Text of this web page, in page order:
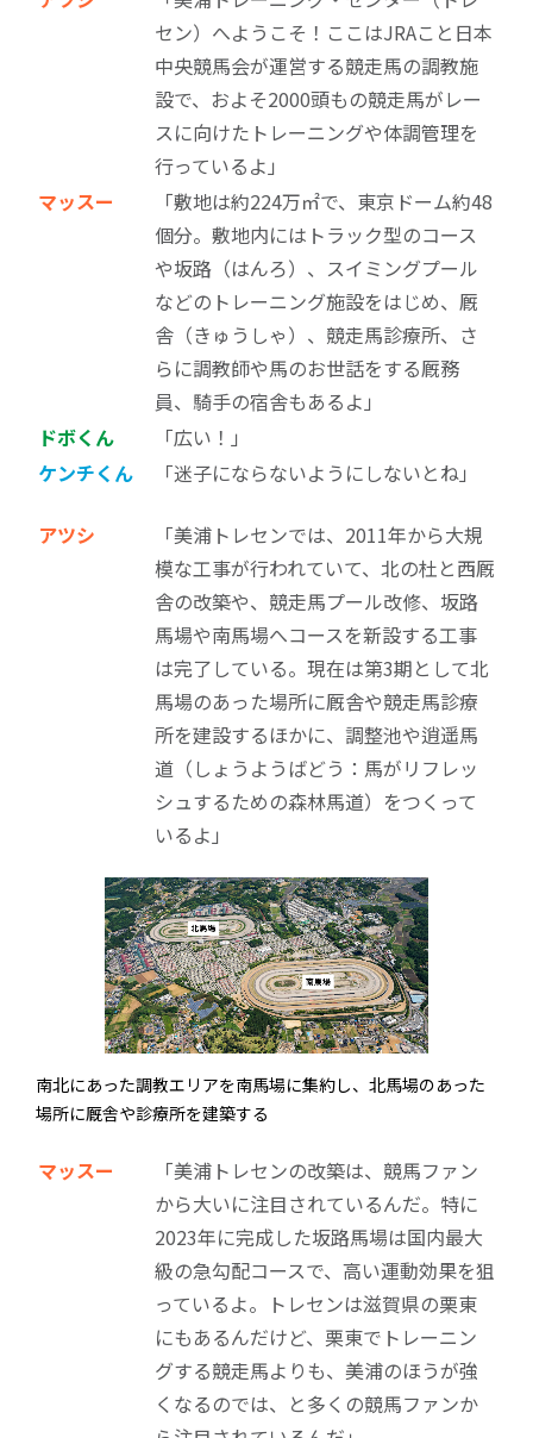
セン）へようこそ！ここはJRAこと日本
中央競馬会が運営する競走馬の調教施
設で、およそ2000頭もの競走馬がレー
スに向けたトレーニングや体調管理を
行っているよ」
マッスー
「敷地は約224万㎡で、東京ドーム約48
個分。敷地内にはトラック型のコース
や坂路（はんろ）、スイミングプール
などのトレーニング施設をはじめ、厩
舎（きゅうしゃ）、競走馬診療所、さ
らに調教師や馬のお世話をする厩務
員、騎手の宿舎もあるよ」
ドボくん
「広い！」
ケンチくん
「迷子にならないようにしないとね」
アツシ
「美浦トレセンでは、2011年から大規
模な工事が行われていて、北の杜と西厩
舎の改築や、競走馬プール改修、坂路
馬場や南馬場へコースを新設する工事
は完了している。現在は第3期として北
馬場のあった場所に厩舎や競走馬診療
所を建設するほかに、調整池や逍遥馬
道（しょうようばどう：馬がリフレッ
シュするための森林馬道）をつくって
いるよ」
南北にあった調教エリアを南馬場に集約し、北馬場のあった
場所に厩舎や診療所を建築する
マッスー
「美浦トレセンの改築は、競馬ファン
から大いに注目されているんだ。特に
2023年に完成した坂路馬場は国内最大
級の急勾配コースで、高い運動効果を狙
っているよ。トレセンは滋賀県の栗東
にもあるんだけど、栗東でトレーニン
グする競走馬よりも、美浦のほうが強
くなるのでは、と多くの競馬ファンか